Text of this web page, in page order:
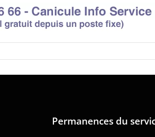
Permanences du